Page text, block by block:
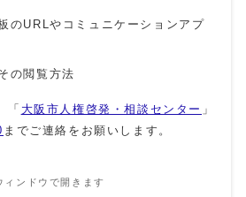
のURLやコミュニケーションアプ
の閲覧方法
「 大阪市人権啓発・相談センター 」
までご連絡をお願いします。
ンドウで開きます